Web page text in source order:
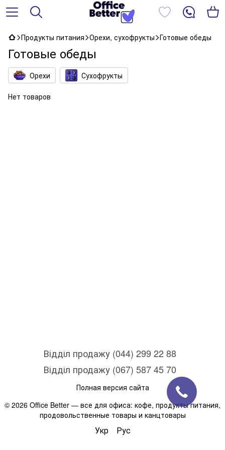
Продукты питания Орехи, сухофрукты Готовые обеды
Готовые обеды
Орехи Сухофрукты
Нет товаров
Відділ продажу (044) 299 22 88
Відділ продажу (067) 587 45 70
Полная версия сайта
© 2026 Office Better — все для офиса: кофе, продукты питания,
продовольственные товары и канцтовары
Укр Рус